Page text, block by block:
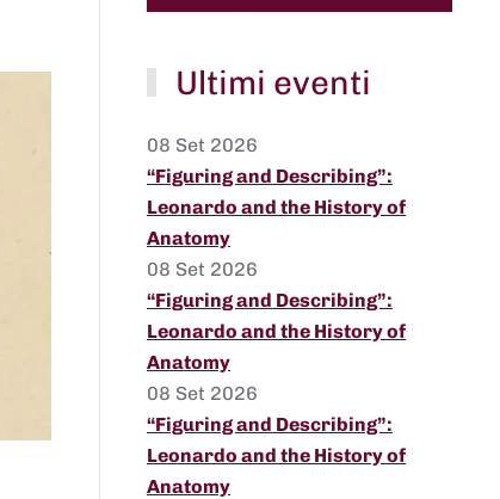
Ultimi eventi
08 Set 2026
“Figuring and Describing”:
Leonardo and the History of
Anatomy
08 Set 2026
“Figuring and Describing”:
Leonardo and the History of
Anatomy
08 Set 2026
“Figuring and Describing”:
Leonardo and the History of
Anatomy